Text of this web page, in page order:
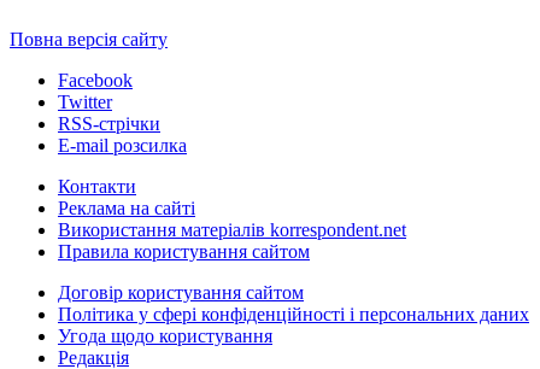
Повна версія сайту
Facebook
Twitter
RSS-стрічки
E-mail розсилка
Контакти
Реклама на сайті
Використання матеріалів korrespondent.net
Правила користування сайтом
Договір користування сайтом
Політика у сфері конфіденційності і персональних даних
Угода щодо користування
Редакція